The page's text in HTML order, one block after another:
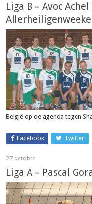
Liga B – Avoc
België op de agenda tegen
Facebook Twitter
27 octobre
Liga A – Pascal